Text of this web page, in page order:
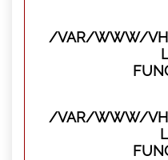
/VAR/WWW/
/VAR/WWW/